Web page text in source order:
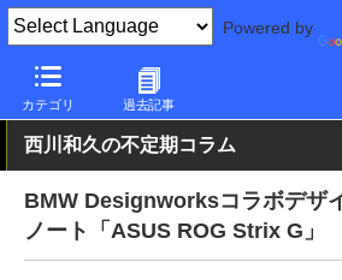
Powered by
カテゴリ 過去記事
PC Watch パソコン/タブレット/スマート
西川和久の不定期コラム
BMW Designworksコラボデザ
ノート「ASUS ROG Strix G」